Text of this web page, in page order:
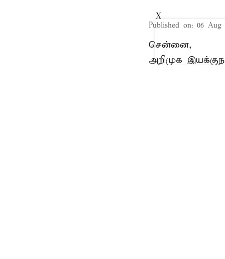
Published on: 06 Aug
சென்னை,
அறிமுக
X